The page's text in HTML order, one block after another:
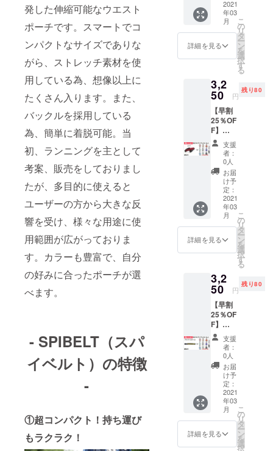
発した伸縮可能なウエスト
ポーチです。スマートでコ
ンパクトなサイズでありな
がら、ストレッチ素材を使
用している為、想像以上に
たくさん入ります。また、
バックルを採用している
為、簡単に着脱可能。当
初、ランニングを主として
考案、販売をしておりまし
たが、多目的に使えると
ユーザーの方から大きな反
響を受け、様々な用途に使
用範囲が広がっておりま
す。カラーも豊富で、自分
の好みに合ったポーチが選
べます。
- SPIBELT（スパ
イベルト）の特徴
-
①超コンパクト！持ち運び
もラクラク！
レク
ター1個
SPIBEL
T
BASIC
サイズ
「ブ
ク」と
リフレ
クター1
個の
セット
です。
＊リフ
レク
ターは
10色の
中から
ランダ
ムで1個
選ばせ
ていた
だきま
す。 価
3,250円
込・送
料込）
一般販
売価
格：
4,345円
(税込・
送料
込) 3
月上旬
～中旬
頃に順
次発送
予定で
す。 ネ
コポス
でのお
2021
年03
月
詳細を見る
こ
の
リ
タ
ー
ン
を
選
択
す
る
3,2
50 円
残り80
【早割
25％OF
F】
BASIC
サイズ
「レッ
ド」1本
とリフ
レク
ター1個
SPIBEL
BASIC
サイズ
「レッ
ド」と
クター1
個の
セット
です。
＊リフ
レク
ターは
10色の
中から
ランダ
ムで1個
選ばせ
ていた
だきま
す。 価
格：
3,250円
支援
者：
0人
お届
け予
定：
2021
年03
月
詳細を見る
こ
の
リ
タ
ー
ン
を
選
択
す
る
3,2
50 円
残り80
【早割
25％OF
F】
BASIC
サイズ
「ブ
ラック/
イエ
ロー
zip」1
本とリ
フレク
ター1個
SPIBEL
T
支援
者：
0人
お届
け予
定：
2021
年03
月
詳細を見る
こ
の
リ
タ
ー
ン
を
選
択